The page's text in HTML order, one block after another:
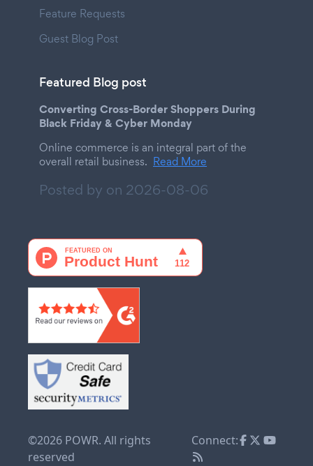
Feature Requests
Guest Blog Post
Featured Blog post
Converting Cross-Border Shoppers During
Black Friday & Cyber Monday
Online commerce is an integral part of the
overall retail business. Read More
Posted by on 2026-08-06
©2026 POWR. All rights
reserved
Connect: